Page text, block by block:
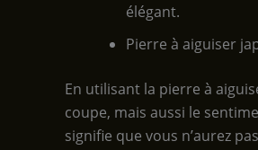
élégant.
Pierre à aiguiser
En utilisant la pierre à
coupe, mais aussi le
signifie que vous n’aurez